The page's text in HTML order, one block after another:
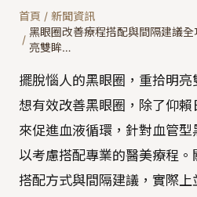
首頁 / 新聞資訊
/
黑眼圈改善療程搭配與間隔建議
亮雙眸…
擺脫惱人的黑眼圈，重拾明亮
想有效改善黑眼圈，除了仰
來促進血液循環，針對血管
以考慮搭配專業的醫美療程
搭配方式與間隔建議，實際